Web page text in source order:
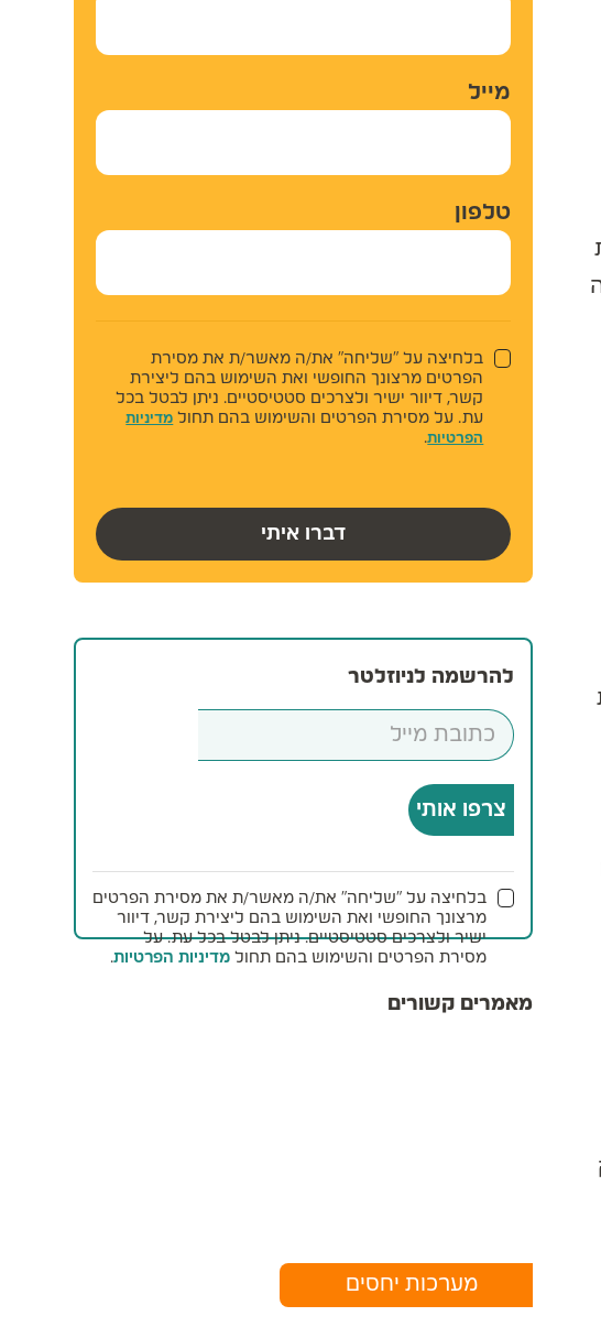
מייל
טלפון
בלחיצה על "שליחה" את/ה מאשר/ת את מסירת
הפרטים מרצונך החופשי ואת השימוש בהם ליצירת
קשר, דיוור ישיר ולצרכים סטטיסטיים. ניתן לבטל בכל
עת. על מסירת הפרטים והשימוש בהם תחולמדיניות
הפרטיות.
דברו איתי
להרשמה לניוזלטר
בלחיצה על "שליחה" את/ה מאשר/ת את מסירת הפרטים
מרצונך החופשי ואת השימוש בהם ליצירת קשר, דיוור
ישיר ולצרכים סטטיסטיים. ניתן לבטל בכל עת. על
מסירת הפרטים והשימוש בהם תחולמדיניות הפרטיות.
צרפו אותי
מאמרים קשורים
מערכות יחסים